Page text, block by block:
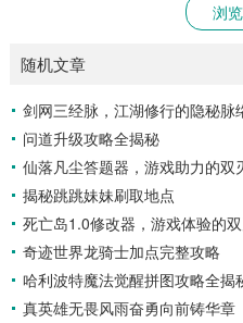
浏
随机文章
剑网三经脉，江湖修行的隐秘脉
问道升级攻略全揭秘
仙落凡尘答题器，游戏助力的双
揭秘跳跳妹妹刷取地点
死亡岛1.0修改器，游戏体验的
奇迹世界龙骑士加点完整攻略
哈利波特魔法觉醒拼图攻略全揭
真英雄无畏风雨奋勇向前铸华章